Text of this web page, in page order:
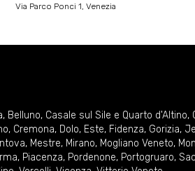
Via Parco Ponci 1, Venezia
, Belluno, Casale sul Sile e Quarto d'Altino,
, Cremona, Dolo, Este, Fidenza, Gorizia,
, Mestre, Mirano, Mogliano Veneto,
, Piacenza, Pordenone, Portogruaro,